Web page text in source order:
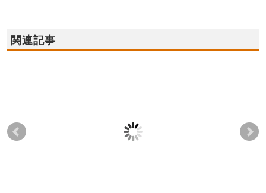
関連記事
2024年2月3日(土),4日
2021年9月4日(土),5日